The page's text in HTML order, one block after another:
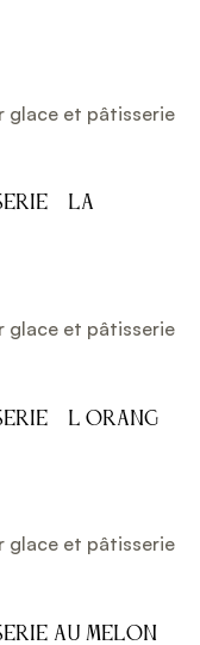
à la
à l’orange
au melon